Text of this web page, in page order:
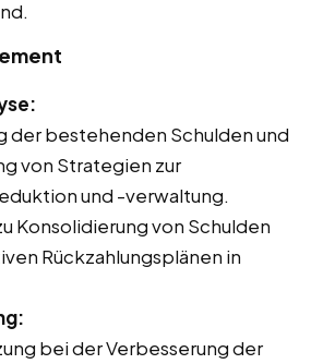
der bestehenden Schulden und
von Strategien zur
und -verwaltung.
Konsolidierung von Schulden
Rückzahlungsplänen in
bei der Verbesserung der